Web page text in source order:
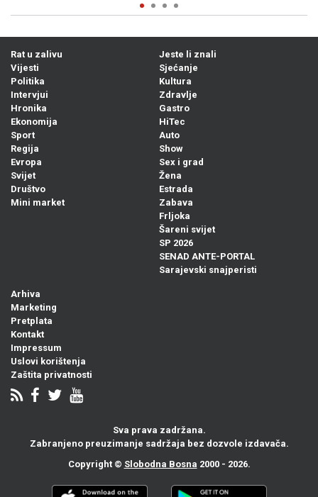
Rat u zalivu
Vijesti
Politika
Intervjui
Hronika
Ekonomija
Sport
Regija
Evropa
Svijet
Društvo
Mini market
Jeste li znali
Sjećanje
Kultura
Zdravlje
Gastro
HiTec
Auto
Show
Sex i grad
Žena
Estrada
Zabava
Frljoka
Šareni svijet
SP 2026
SENAD ANTE-PORTAL
Sarajevski snajperisti
Arhiva
Marketing
Pretplata
Kontakt
Impressum
Uslovi korištenja
Zaštita privatnosti
Sva prava zadržana.
Zabranjeno preuzimanje sadržaja bez dozvole izdavača.
Copyright © Slobodna Bosna 2000 - 2026.